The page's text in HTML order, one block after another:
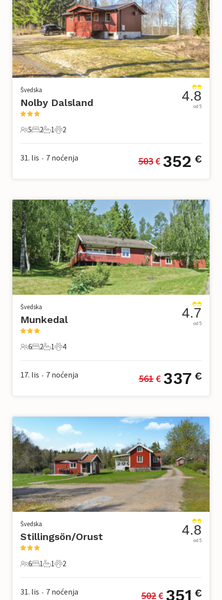
Švedska
Nolby Dalsland
5 Gosti
5
2 Spavaće sobe
2
1 Kupaonica
1
2 Kućni ljubimac
2
4.8
od 5
31. lis • 7 noćenja 503 € 352 €
Švedska
Munkedal
6 Gosti
6
2 Spavaće sobe
2
1 Kupaonica
1
4 Kućni ljubimac
4
4.7
od 5
17. lis • 7 noćenja 561 € 337 €
Švedska
Stillingsön/Orust
6 Gosti
6
1 Spavaća soba
1
1 Kupaonica
1
2 Kućni ljubimac
2
4.8
od 5
31. lis • 7 noćenja 502 € 351 €